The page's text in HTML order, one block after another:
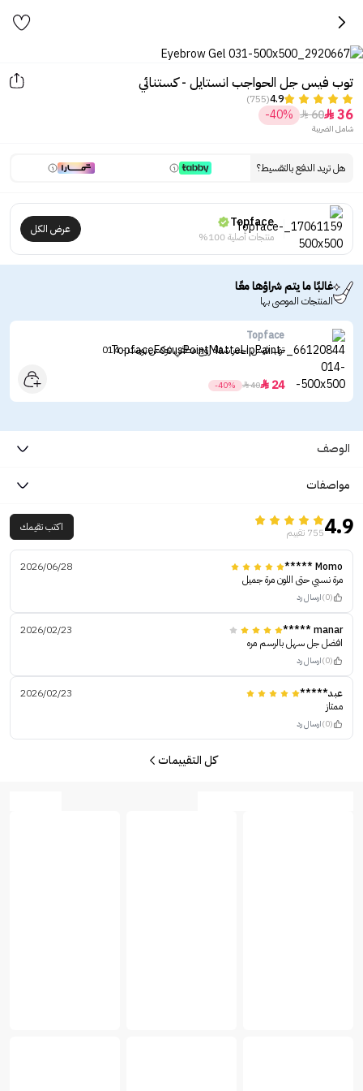
توب فيس جل الحواجب انستايل - كستنائي
4.9
(755)
36

60

-40%
شامل الضريبة
هل تريد الدفع بالتقسيط؟
Topface
منتجات أصلية 100%
عرض الكل
غالبًا ما يتم شراؤها معًا
المنتجات الموصى بها
Topface
توب فيس احمر شفاه روج مطفي فوكس بوينت - 014
24

40

-40%
الوصف
مواصفات
4.9755 تقييم اكتب تقيمك
Momo *****
2026/06/28
‏مرة نسبي حتى اللون مرة جميل
(0) ارسال رد
manar *****
2026/02/23
افضل جل سهل بالرسم مره
(0) ارسال رد
عبد*****
2026/02/23
ممتاز
(0) ارسال رد
كل التقييمات